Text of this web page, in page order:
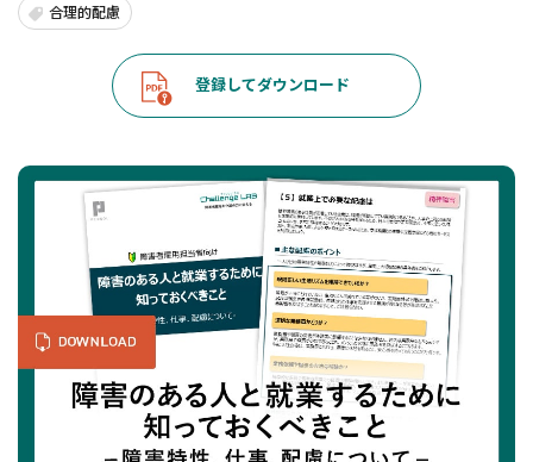
合理的配慮
登録してダウンロード